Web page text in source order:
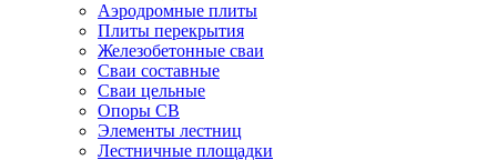
Аэродромные плиты
Плиты перекрытия
Железобетонные сваи
Сваи составные
Сваи цельные
Опоры СВ
Элементы лестниц
Лестничные площадки